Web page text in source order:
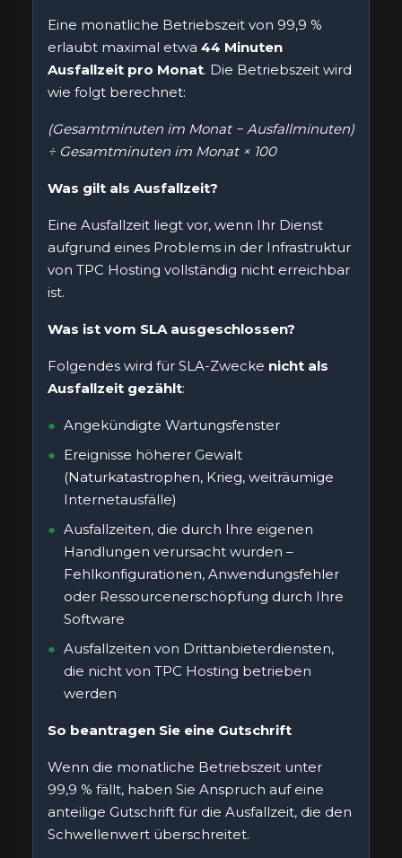
Eine monatliche Betriebszeit von 99,9 %
erlaubt maximal etwa 44 Minuten
Ausfallzeit pro Monat. Die Betriebszeit wird
wie folgt berechnet:
(Gesamtminuten im Monat − Ausfallminuten)
÷ Gesamtminuten im Monat × 100
Was gilt als Ausfallzeit?
Eine Ausfallzeit liegt vor, wenn Ihr Dienst
aufgrund eines Problems in der Infrastruktur
von TPC Hosting vollständig nicht erreichbar
ist.
Was ist vom SLA ausgeschlossen?
Folgendes wird für SLA-Zwecke nicht als
Ausfallzeit gezählt:
Angekündigte Wartungsfenster
Ereignisse höherer Gewalt
(Naturkatastrophen, Krieg, weiträumige
Internetausfälle)
Ausfallzeiten, die durch Ihre eigenen
Handlungen verursacht wurden –
Fehlkonfigurationen, Anwendungsfehler
oder Ressourcenerschöpfung durch Ihre
Software
Ausfallzeiten von Drittanbieterdiensten,
die nicht von TPC Hosting betrieben
werden
So beantragen Sie eine Gutschrift
Wenn die monatliche Betriebszeit unter
99,9 % fällt, haben Sie Anspruch auf eine
anteilige Gutschrift für die Ausfallzeit, die den
Schwellenwert überschreitet.